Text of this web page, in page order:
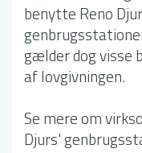
benytte Reno
gælder dog visse
af lovgivningen.
Se mere om
Djurs'